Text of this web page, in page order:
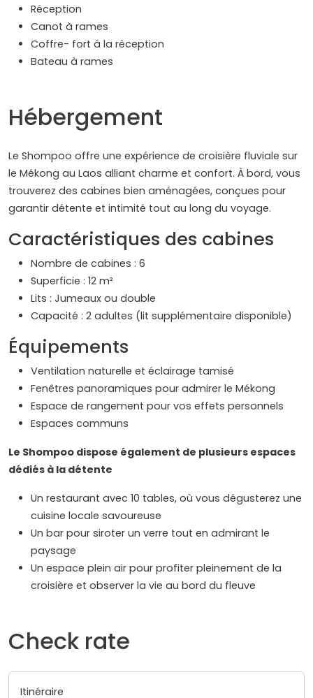
Réception
Canot à rames
Coffre- fort à la réception
Bateau à rames
Hébergement
Le Shompoo offre une expérience de croisière fluviale sur
le Mékong au Laos alliant charme et confort. À bord, vous
trouverez des cabines bien aménagées, conçues pour
garantir détente et intimité tout au long du voyage.
Caractéristiques des cabines
Nombre de cabines : 6
Superficie : 12 m²
Lits : Jumeaux ou double
Capacité : 2 adultes (lit supplémentaire disponible)
Équipements
Ventilation naturelle et éclairage tamisé
Fenêtres panoramiques pour admirer le Mékong
Espace de rangement pour vos effets personnels
Espaces communs
Le Shompoo dispose également de plusieurs espaces
dédiés à la détente
Un restaurant avec 10 tables, où vous dégusterez une
cuisine locale savoureuse
Un bar pour siroter un verre tout en admirant le
paysage
Un espace plein air pour profiter pleinement de la
croisière et observer la vie au bord du fleuve
Check rate
Itinéraire